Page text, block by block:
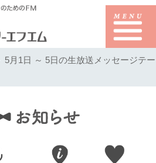
5月1日 ～ 5日の生放送メッセージテー